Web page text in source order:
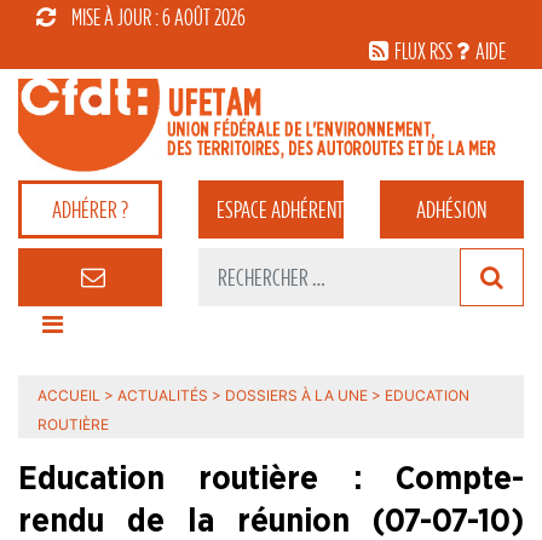
MISE À JOUR : 6 AOÛT 2026
FLUX RSS
AIDE
ADHÉRER ? ESPACEADHÉRENT ADHÉSION
ACCUEIL > ACTUALITÉS > DOSSIERS À LA UNE > EDUCATION
ROUTIÈRE
Education routière : Compte-
rendu de la réunion (07-07-10)